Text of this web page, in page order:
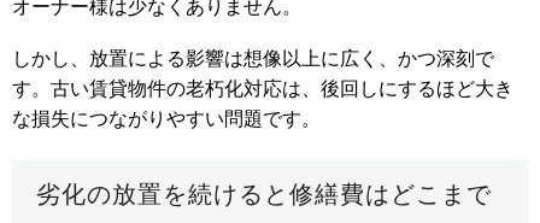
オーナー様は少なくありません。
しかし、放置による影響は想像以上に広く、かつ深刻で
す。古い賃貸物件の老朽化対応は、後回しにするほど大き
な損失につながりやすい問題です。
劣化の放置を続けると修繕費はどこまで